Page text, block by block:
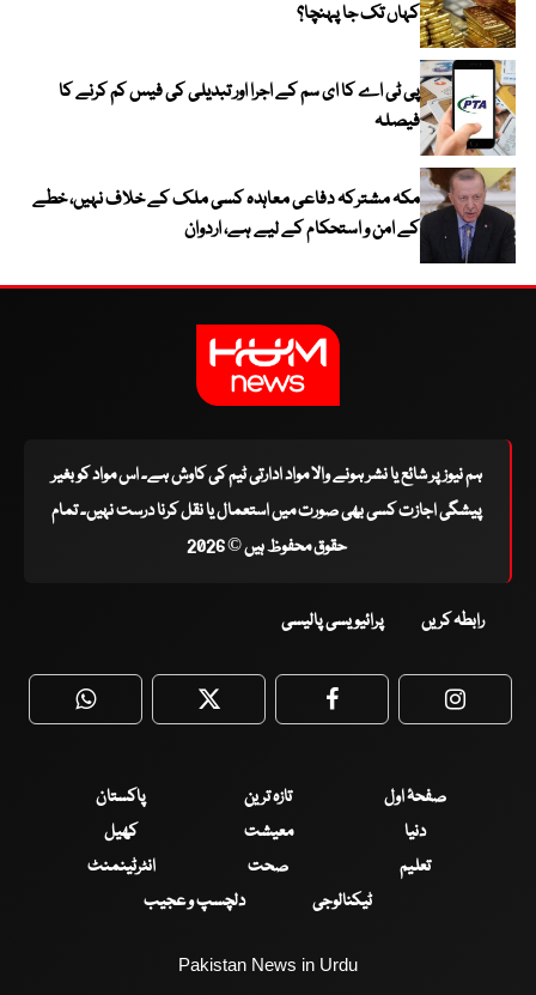
کہاں تک جا پہنچا؟
پی ٹی اے کا ای سم کے اجرا اور تبدیلی کی فیس کم کرنے کا
فیصلہ
مکہ مشترکہ دفاعی معاہدہ کسی ملک کے خلاف نہیں، خطے
کے امن و استحکام کے لیے ہے، اردوان
ہم نیوز پر شائع یا نشر ہونے والا مواد ادارتی ٹیم کی کاوش ہے۔ اس مواد کو بغیر
پیشگی اجازت کسی بھی صورت میں استعمال یا نقل کرنا درست نہیں۔ تمام
حقوق محفوظ ہیں © 2026
رابطہ کریں پرائیویسی پالیسی
WhatsApp Twitter Facebook
صفحۂ اول تازہ ترین
پاکستان
دنیا
معیشت
کھیل
تعلیم
صحت
انٹرٹینمنٹ
ٹیکنالوجی
دلچسپ و عجیب
Pakistan News in Urdu